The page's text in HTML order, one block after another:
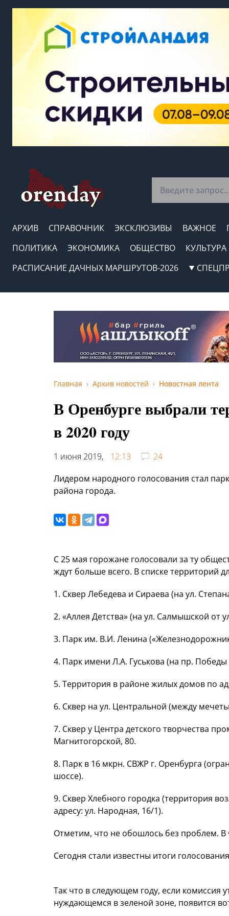
АРХИВ СПРАВОЧНИК ЭКСКЛЮЗИВЫ ВАЖНОЕ
ПОЛИТИКА
ЭКОНОМИКА ОБЩЕСТВО
КУЛЬТУРА
РАСПИСАНИЕ ДАЧНЫХ МАРШРУТОВ-2026
Главная Архив новостей Новостная лента
В Оренбурге выбрали
в 2020 году
1 июня 2019, 12:13
24
Лидером народного голосования стал
района города.
С 25 мая горожане голосовали за ту
ждут больше всего. В списке территорий
1. Сквер Лебедева и Сираева (на ул.
2. «Аллея Детства» (на ул. Салмышской от
3. Парк им. В.И. Ленина
4. Парк имени Л.А. Гуськова (на пр.
5. Территория в районе жилых домов по
6. Сквер на ул. Центральной (между
7. Сквер у Центра детского творчества
Магнитогорской, 80.
8. Парк в 16 мкрн. СВЖР г. Оренбурга
шоссе).
9. Сквер Хлебного городка (территория
адресу: ул. Народная, 16/1).
Отметим, что не обошлось без проблем. В
Сегодня стали известны итоги
Так что в следующем году, если комиссия
нуждающемся в зеленой зоне, появится